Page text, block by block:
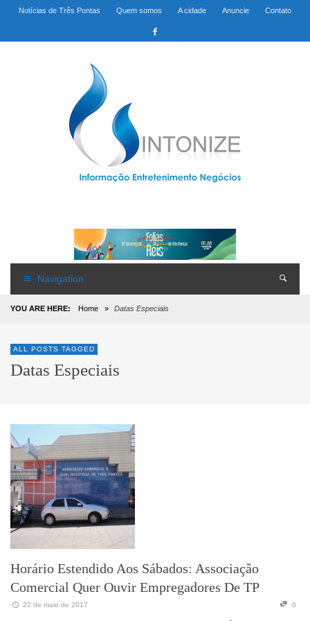
Notícias de Três Pontas Quem somos A cidade Anuncie Contato
Navigation
YOU ARE HERE: Home » Datas Especiais
ALL POSTS TAGGED
Datas Especiais
Horário Estendido Aos Sábados: Associação
Comercial Quer Ouvir Empregadores De TP
22 de maio de 2017 0